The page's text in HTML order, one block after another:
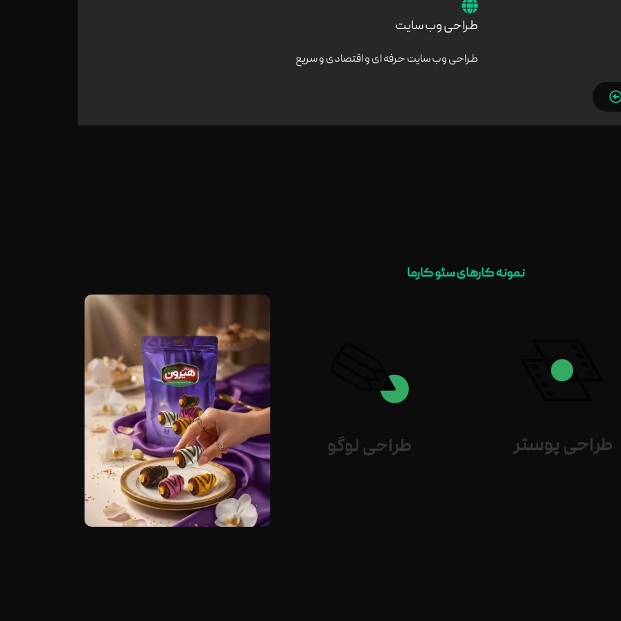
طراحی وب سایت
طراحی وب سایت حرفه ای و اقتصادی و سریع
نمونه کارهای سئو کارما